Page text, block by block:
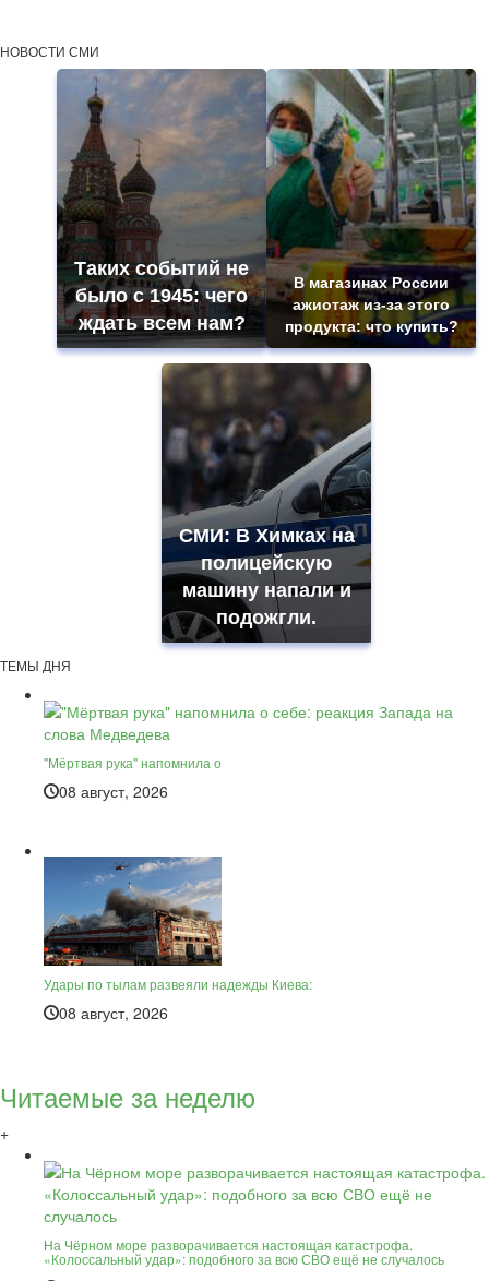
НОВОСТИ СМИ
Таких событий не
было с 1945: чего
ждать всем нам?
В магазинах России
ажиотаж из-за этого
продукта: что купить?
СМИ: В Химках на
полицейскую
машину напали и
подожгли.
ТЕМЫ ДНЯ
"Мёртвая рука" напомнила о
08 август, 2026
Удары по тылам развеяли надежды Киева:
08 август, 2026
Читаемые за неделю
+
На Чёрном море разворачивается настоящая катастрофа.
«Колоссальный удар»: подобного за всю СВО ещё не случалось